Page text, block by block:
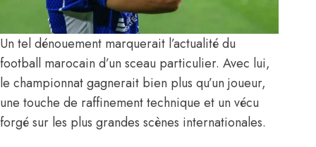
Un tel dénouement marquerait l’actualité du
football marocain d’un sceau particulier. Avec lui,
le championnat gagnerait bien plus qu’un joueur,
une touche de raffinement technique et un vécu
forgé sur les plus grandes scènes internationales.